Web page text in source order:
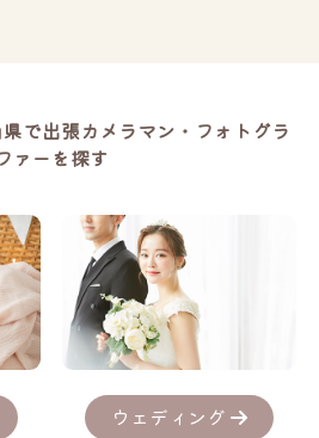
で出張カメラマン・フォトグラ
ァーを探す
ウェディング